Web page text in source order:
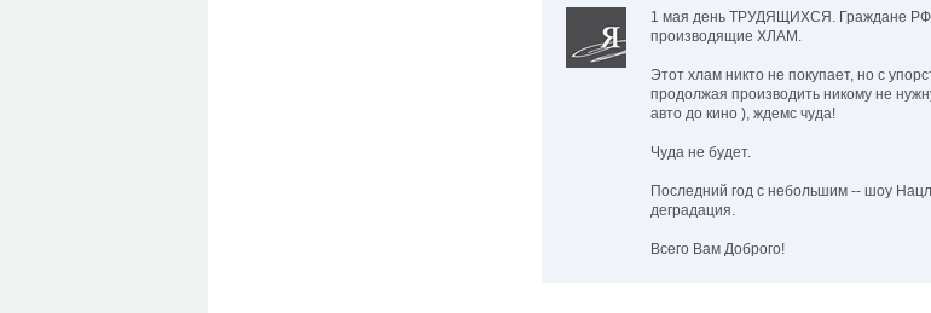
1 мая день ТРУДЯЩИХСЯ. Граждане РФ
производящие ХЛАМ.
Этот хлам никто не покупает, но с
продолжая производить никому не
авто до кино ), ждемс чуда!
Чуда не будет.
Последний год с небольшим -- шоу
деградация.
Всего Вам Доброго!